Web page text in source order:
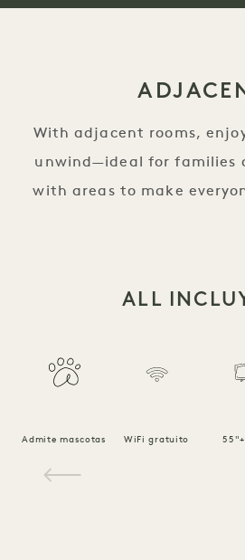
With adjacent rooms,
unwind—ideal for families
with areas to make
ALL
Admite mascotas WiFi gratuito